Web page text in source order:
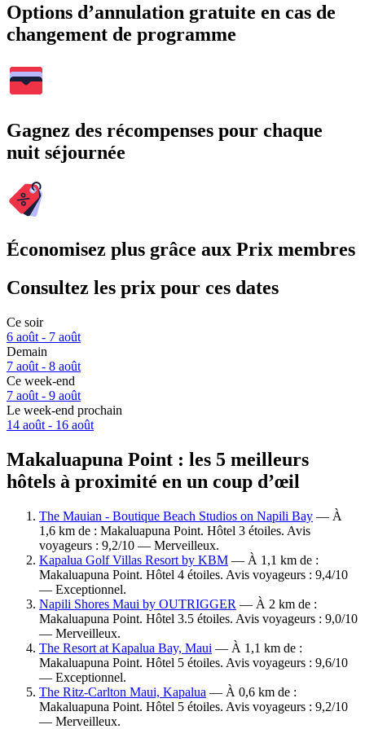
Options d’annulation gratuite en cas de
changement de programme
Gagnez des récompenses pour chaque
nuit séjournée
Économisez plus grâce aux Prix membres
Consultez les prix pour ces dates
Ce soir
6 août - 7 août
Demain
7 août - 8 août
Ce week-end
7 août - 9 août
Le week-end prochain
14 août - 16 août
Makaluapuna Point : les 5 meilleurs
hôtels à proximité en un coup d’œil
The Mauian - Boutique Beach Studios on Napili Bay — À
1,6 km de : Makaluapuna Point. Hôtel 3 étoiles. Avis
voyageurs : 9,2/10 — Merveilleux.
Kapalua Golf Villas Resort by KBM — À 1,1 km de :
Makaluapuna Point. Hôtel 4 étoiles. Avis voyageurs : 9,4/10
— Exceptionnel.
Napili Shores Maui by OUTRIGGER — À 2 km de :
Makaluapuna Point. Hôtel 3.5 étoiles. Avis voyageurs : 9,0/10
— Merveilleux.
The Resort at Kapalua Bay, Maui — À 1,1 km de :
Makaluapuna Point. Hôtel 5 étoiles. Avis voyageurs : 9,6/10
— Exceptionnel.
The Ritz-Carlton Maui, Kapalua — À 0,6 km de :
Makaluapuna Point. Hôtel 5 étoiles. Avis voyageurs : 9,2/10
— Merveilleux.